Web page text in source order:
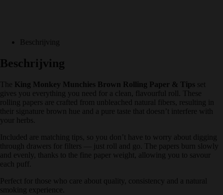
Beschrijving
Beschrijving
The King Monkey Munchies Brown Rolling Paper & Tips set
gives you everything you need for a clean, flavourful roll. These
rolling papers are crafted from unbleached natural fibers, resulting in
their signature brown hue and a pure taste that doesn’t interfere with
your herbs.
Included are matching tips, so you don’t have to worry about digging
through drawers for filters — just roll and go. The papers burn slowly
and evenly, thanks to the fine paper weight, allowing you to savour
each puff.
Perfect for those who care about quality, consistency and a natural
smoking experience.